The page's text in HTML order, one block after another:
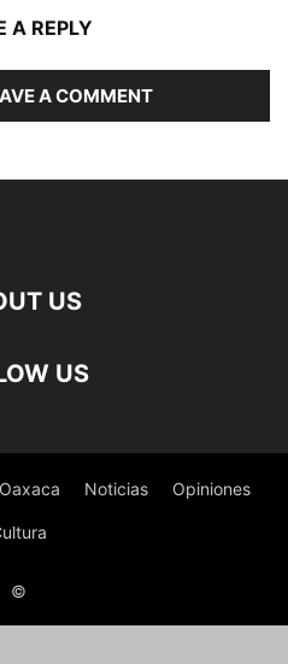
A REPLY
A COMMENT
US
US
Oaxaca Noticias Opiniones
©